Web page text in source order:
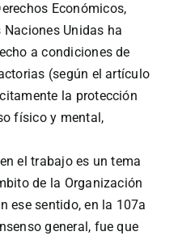
Económicos,
Unidas ha
a condiciones de
(según el artículo
la protección
físico y mental,
el trabajo es un tema
de la Organización
ese sentido, en la 107a
general, fue que